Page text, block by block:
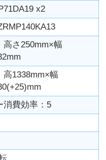
x2
高さ250mm×幅
高1338mm×幅
消費効率：5